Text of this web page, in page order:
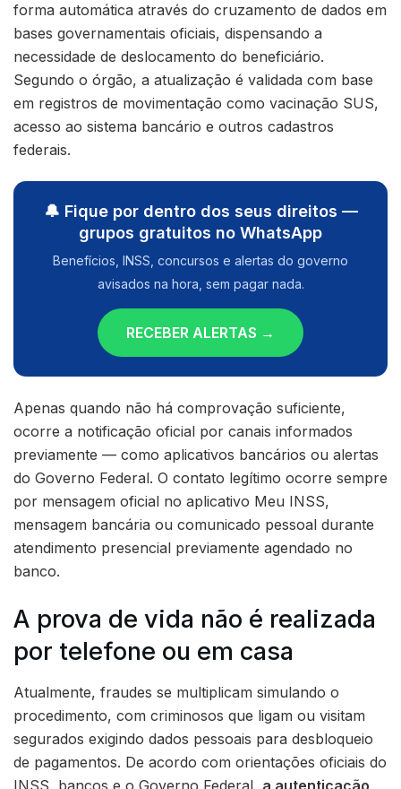
forma automática através do cruzamento de dados em
bases governamentais oficiais, dispensando a
necessidade de deslocamento do beneficiário.
Segundo o órgão, a atualização é validada com base
em registros de movimentação como vacinação SUS,
acesso ao sistema bancário e outros cadastros
federais.
🔔 Fique por dentro dos seus direitos —
grupos gratuitos no WhatsApp
Benefícios, INSS, concursos e alertas do governo
avisados na hora, sem pagar nada.
RECEBER ALERTAS →
Apenas quando não há comprovação suficiente,
ocorre a notificação oficial por canais informados
previamente — como aplicativos bancários ou alertas
do Governo Federal. O contato legítimo ocorre sempre
por mensagem oficial no aplicativo Meu INSS,
mensagem bancária ou comunicado pessoal durante
atendimento presencial previamente agendado no
banco.
A prova de vida não é realizada
por telefone ou em casa
Atualmente, fraudes se multiplicam simulando o
procedimento, com criminosos que ligam ou visitam
segurados exigindo dados pessoais para desbloqueio
de pagamentos. De acordo com orientações oficiais do
INSS, bancos e o Governo Federal, a autenticação